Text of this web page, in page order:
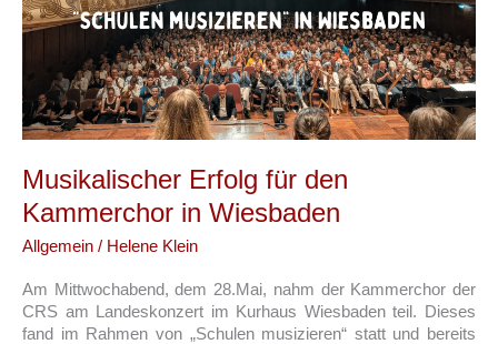
Musikalischer Erfolg für den
Kammerchor in Wiesbaden
Allgemein / Helene Klein
Am Mittwochabend, dem 28.Mai, nahm der Kammerchor der
CRS am Landeskonzert im Kurhaus Wiesbaden teil. Dieses
fand im Rahmen von „Schulen musizieren“ statt und bereits